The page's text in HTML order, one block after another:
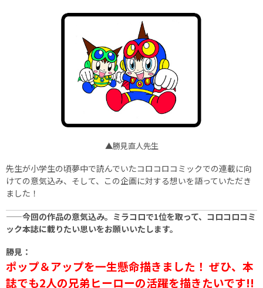
▲勝見直人先生
先生が小学生の頃夢中で読んでいたコロコロコミックでの連載に向
けての意気込み、そして、この企画に対する想いを語っていただき
ました！
——今回の作品の意気込み。ミラコロで1位を取って、コロコロコミ
ック本誌に載りたい思いをお願いいたします。
勝見：
ポップ＆アップを一生懸命描きました！ ぜひ、本
誌でも2人の兄弟ヒーローの活躍を描きたいです!!